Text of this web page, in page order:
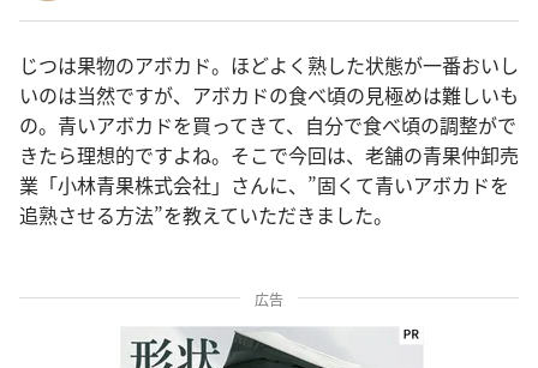
じつは果物のアボカド。ほどよく熟した状態が一番おいし
いのは当然ですが、アボカドの食べ頃の見極めは難しいも
の。青いアボカドを買ってきて、自分で食べ頃の調整がで
きたら理想的ですよね。そこで今回は、老舗の青果仲卸売
業「小林青果株式会社」さんに、”固くて青いアボカドを
追熟させる方法”を教えていただきました。
広告